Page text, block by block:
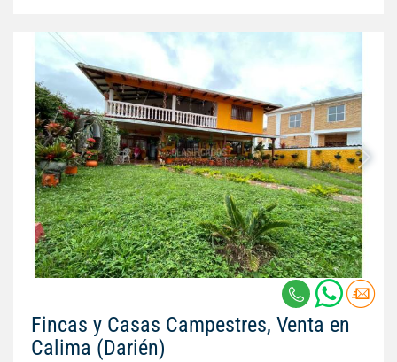
Fincas y Casas Campestres, Venta en
Calima (Darién)